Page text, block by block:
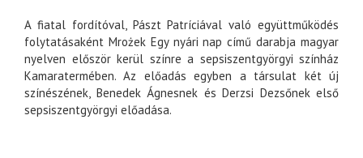
A fiatal fordítóval, Pászt Patríciával való együttműködés
folytatásaként Mrożek Egy nyári nap című darabja magyar
nyelven először kerül színre a sepsiszentgyörgyi színház
Kamaratermében. Az előadás egyben a társulat két új
színészének, Benedek Ágnesnek és Derzsi Dezsőnek első
sepsiszentgyörgyi előadása.